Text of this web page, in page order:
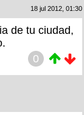
18 jul 2012, 01:30
de tu ciudad,
0